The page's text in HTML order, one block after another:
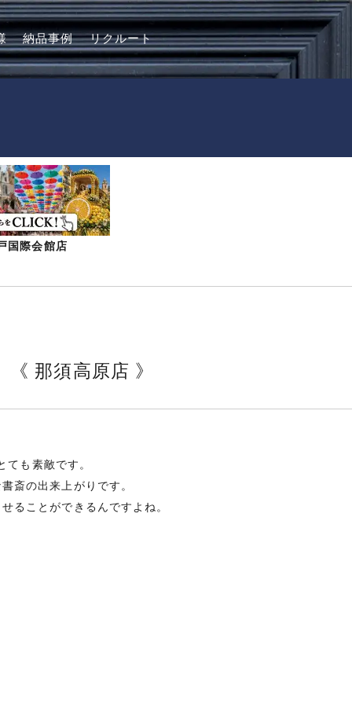
納品事例 リクルート
国際会館店
那須高原店 》
も素敵です。
斎の出来上がりです。
ることができるんですよね。